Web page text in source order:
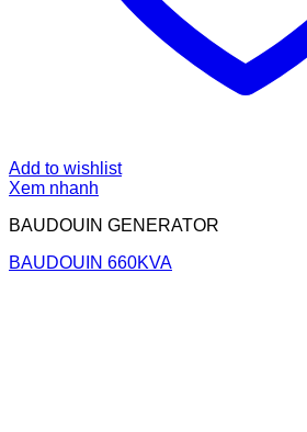
Add to wishlist
Xem nhanh
BAUDOUIN GENERATOR
BAUDOUIN 660KVA